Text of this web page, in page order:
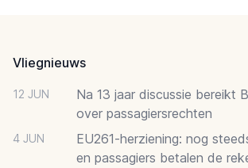
Vliegnieuws
12 JUN
Na 13 jaar discussie bereikt
over passagiersrechten
4 JUN
EU261-herziening: nog
en passagiers betalen de